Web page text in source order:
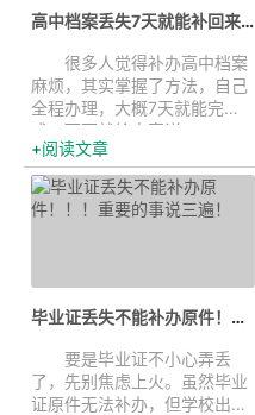
高中档案丢失7天就能补回来！...
很多人觉得补办高中档案
麻烦，其实掌握了方法，自己
全程办理，大概7天就能完
成。下面就给大家详...
阅读文章
毕业证丢失不能补办原件！！！重要的事...
要是毕业证不小心弄丢
了，先别焦虑上火。虽然毕业
证原件无法补办，但学校出具